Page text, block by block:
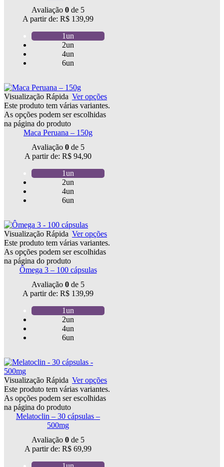
Avaliação 0 de 5
A partir de: R$ 139,99
1un
2un
4un
6un
Visualização Rápida Ver opções
Este produto tem várias variantes.
As opções podem ser escolhidas
na página do produto
Maca Peruana – 150g
Avaliação 0 de 5
A partir de: R$ 94,90
1un
2un
4un
6un
Visualização Rápida Ver opções
Este produto tem várias variantes.
As opções podem ser escolhidas
na página do produto
Ômega 3 – 100 cápsulas
Avaliação 0 de 5
A partir de: R$ 139,99
1un
2un
4un
6un
Visualização Rápida Ver opções
Este produto tem várias variantes.
As opções podem ser escolhidas
na página do produto
Melatoclin – 30 cápsulas –
500mg
Avaliação 0 de 5
A partir de: R$ 69,99